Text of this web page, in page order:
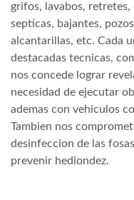
grifos, lavabos,
septicas, bajantes,
alcantarillas, etc. Cada
destacadas tecnicas,
nos concede lograr
necesidad de ejecutar
ademas con vehiculos
Tambien nos
desinfeccion de las
prevenir hediondez.